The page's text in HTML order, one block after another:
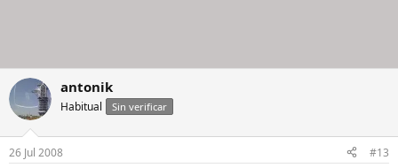
antonik
Habitual Sin verificar
26 Jul 2008 #13